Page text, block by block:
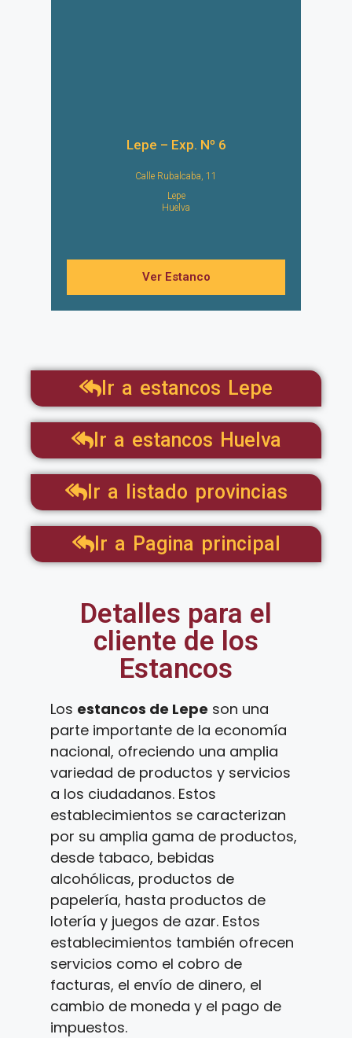
Lepe – Exp. Nº 6
Calle Rubalcaba, 11
Lepe
Huelva
Ver Estanco
Ir a estancos Lepe
Ir a estancos Huelva
Ir a listado provincias
Ir a Pagina principal
Detalles para el
cliente de los
Estancos
Los estancos de Lepe son una
parte importante de la economía
nacional, ofreciendo una amplia
variedad de productos y servicios
a los ciudadanos. Estos
establecimientos se caracterizan
por su amplia gama de productos,
desde tabaco, bebidas
alcohólicas, productos de
papelería, hasta productos de
lotería y juegos de azar. Estos
establecimientos también ofrecen
servicios como el cobro de
facturas, el envío de dinero, el
cambio de moneda y el pago de
impuestos.